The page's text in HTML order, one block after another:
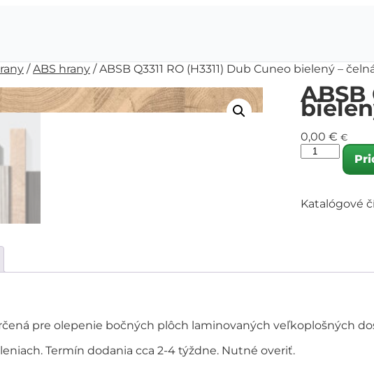
/ABS hrany / ABSB Q3311 RO (H3311) Dub Cuneo bielený –
ABSB
0,00 € €
Katalógové
pre olepenie bočných plôch laminovaných veľkoplošných
Termín dodania cca 2-4 týždne. Nutné overiť.